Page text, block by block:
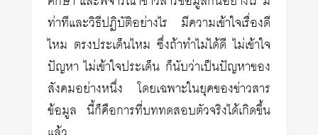
ท่าทีและวิธีปฏิบัติอย่างไร มีความเข้าใจเรื่องดี
ไหม ตรงประเด็นไหม ซึ่งถ้าทำไม่ได้ดี ไม่เข้าใจ
ปัญหา ไม่เข้าใจประเด็น ก็นับว่าเป็นปัญหาของ
สังคมอย่างหนึ่ง โดยเฉพาะในยุคของข่าวสาร
ข้อมูล นี้ก็คือการที่บททดสอบตัวจริงได้เกิดขึ้น